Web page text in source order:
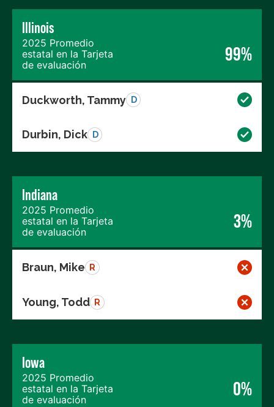
Illinois
2025 Promedio
estatal en la Tarjeta
de evaluación
99%
Duckworth, Tammy D
Durbin, Dick D
Indiana
2025 Promedio
estatal en la Tarjeta
de evaluación
3%
Braun, Mike R
Young, Todd R
Iowa
2025 Promedio
estatal en la Tarjeta
de evaluación
0%